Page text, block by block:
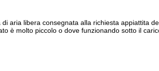
aria libera consegnata alla richiesta appiattita
è molto piccolo o dove funzionando sotto il